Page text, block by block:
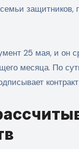
защитников,
25 мая, и он
месяца. По